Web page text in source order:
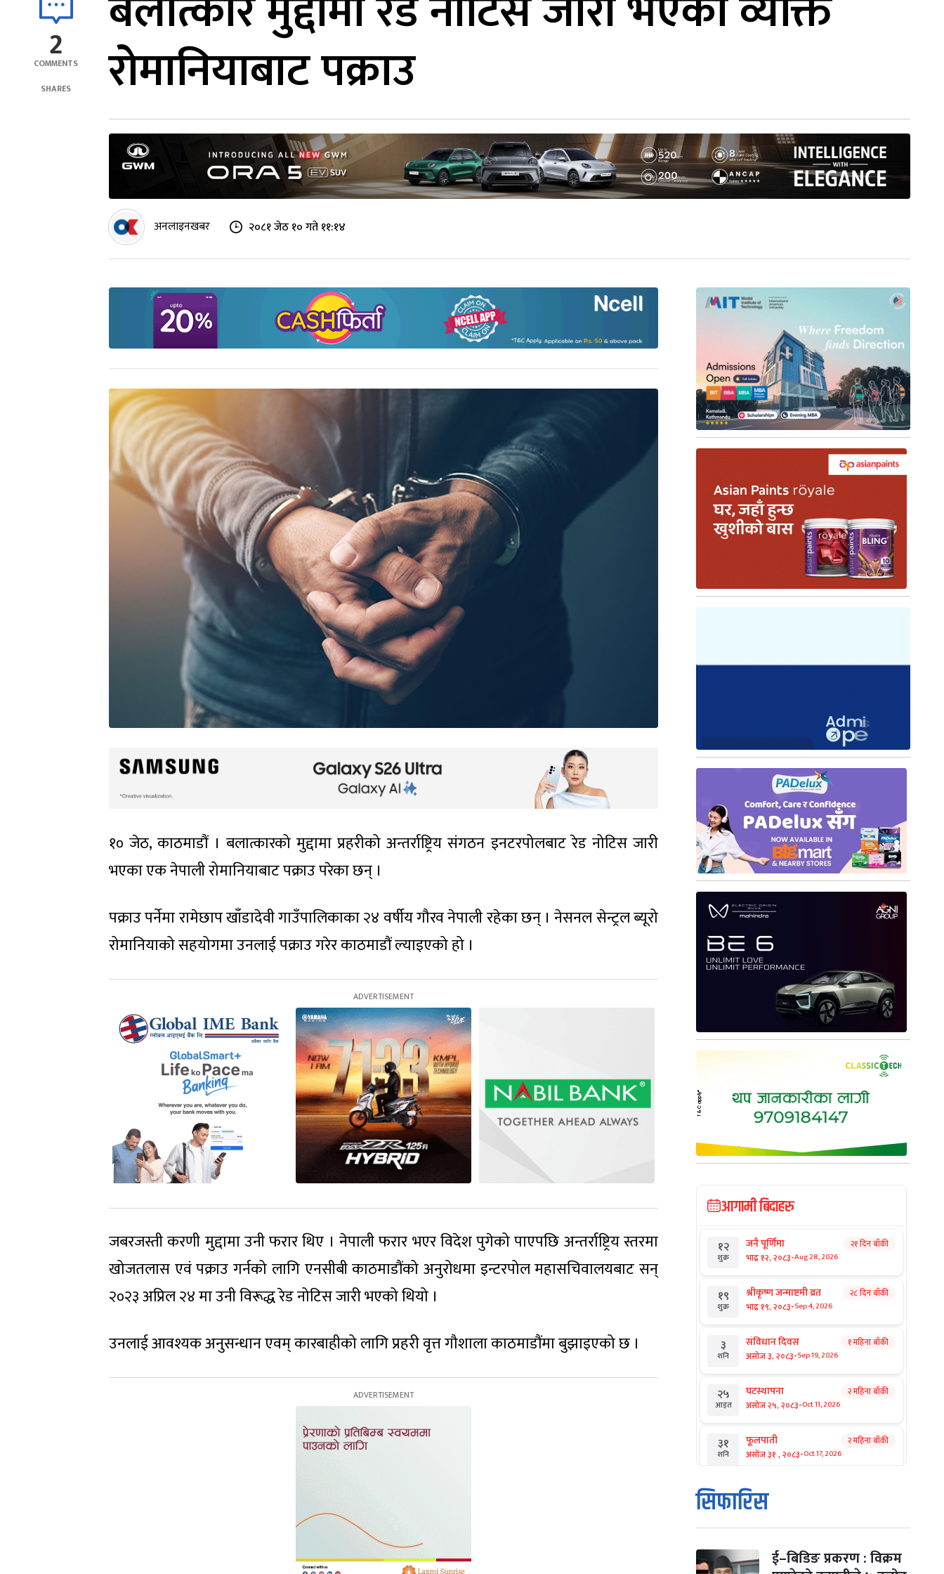
2
COMMENTS
SHARES
रोमानियाबाट पक्राउ
अनलाइनखबर २०८१ जेठ १० गते ११:१४
१० जेठ, काठमाडौं । बलात्कारको मुद्दामा प्रहरीको अन्तर्राष्ट्रिय संगठन इनटरपोलबाट रेड नोटिस जारी
भएका एक नेपाली रोमानियाबाट पक्राउ परेका छन् ।
पक्राउ पर्नेमा रामेछाप खाँडादेवी गाउँपालिकाका २४ वर्षीय गौरव नेपाली रहेका छन् । नेसनल सेन्ट्रल ब्यूरो
रोमानियाको सहयोगमा उनलाई पक्राउ गरेर काठमाडौं ल्याइएको हो ।
जबरजस्ती करणी मुद्दामा उनी फरार थिए । नेपाली फरार भएर विदेश पुगेको पाएपछि अन्तर्राष्ट्रिय स्तरमा
खोजतलास एवं पक्राउ गर्नको लागि एनसीबी काठमाडौंको अनुरोधमा इन्टरपोल महासचिवालयबाट सन्
२०२३ अप्रिल २४ मा उनी विरूद्ध रेड नोटिस जारी भएको थियो ।
उनलाई आवश्यक अनुसन्धान एवम् कारबाहीको लागि प्रहरी वृत्त गौशाला काठमाडौंमा बुझाइएको छ ।
आगामी बिदाहरु
१२
शुक्र
जनै पूर्णिमा
भाद्र १२, २०८३-Aug 28, 2026
२१ दिन बाँकी
१९
शुक्र
श्रीकृष्ण जन्माष्टमी व्रत
भाद्र १९, २०८३-Sep 4, 2026
२८ दिन बाँकी
३
शनि
संविधान दिवस
असोज ३, २०८३-Sep 19, 2026
१ महिना बाँकी
२५
आइत
घटस्थापना
असोज २५, २०८३-Oct 11, 2026
२ महिना बाँकी
३१
शनि
फूलपाती
असोज ३१ , २०८३-Oct 17, 2026
२ महिना बाँकी
१
आइत
कार्तिक सङ्क्रान्ति
कार्तिक १, २०८३
मंगल कार्तिक ३, २०८३-Oct 20, 2026
सिफारिस
ई–बिडिङ प्रकरण : विक्रम